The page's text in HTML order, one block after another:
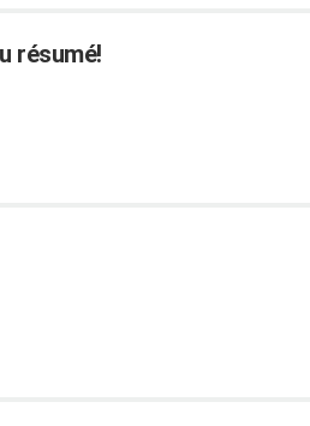
résumé!